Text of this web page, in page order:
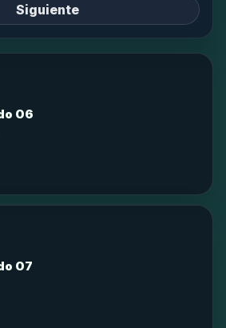
Siguiente
06
07